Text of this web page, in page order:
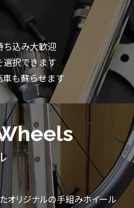
ち込み大歓迎
選択できます
も蘇らせます
オリジナルの手組みホイール